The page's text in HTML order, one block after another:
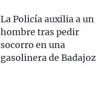
La Policía auxilia a un
hombre tras pedir
socorro en una
gasolinera de Badajoz